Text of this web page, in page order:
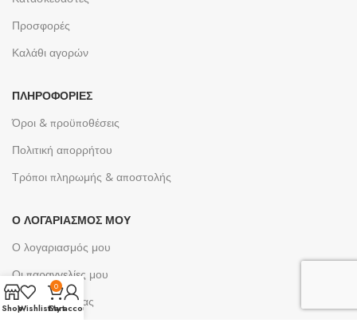
Προσφορές
Καλάθι αγορών
ΠΛΗΡΟΦΟΡΊΕΣ
Όροι & προϋποθέσεις
Πολιτική απορρήτου
Τρόποι πληρωμής & αποστολής
Ο ΛΟΓΑΡΙΑΣΜΌΣ ΜΟΥ
Ο λογαριασμός μου
Οι παραγγελίες μου
Λίστες επιθυμίας
ShopWishlist
0
Cart
My account